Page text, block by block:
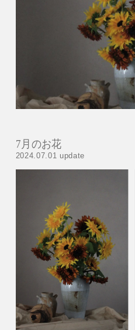
7月のお花
2024.07.01 update